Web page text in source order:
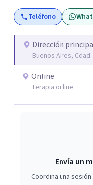
vitales, crisis
Psicoterapia de
adolescentes (crianza respetuosa y disciplina positiva). -
Enfoque integrativo y
evidencia científica,
Teléfono
Dirección
Buenos Aires,
Online
Terapia online
Envía un
Coordina una